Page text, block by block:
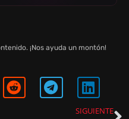
¡Nos ayuda un montón!
SIGUIENTE